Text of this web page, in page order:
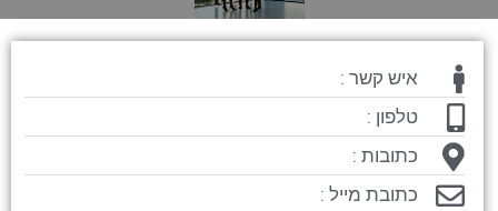
איש קשר :
טלפון :
כתובות :
כתובת מייל :